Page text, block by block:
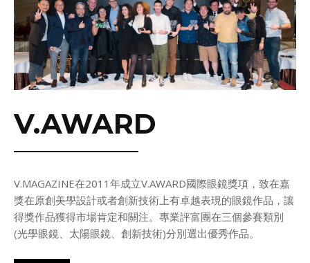
V.AWARD
V.MAGAZINE在2011年成立V.AWARD國際眼鏡獎項，致在嘉
獎在原創美學設計或者創新技術上有卓越表現的眼鏡作品，讓
得獎作品獲得市場肯定和關注。專業評富團在三個參賽類別
(光學眼鏡、太陽眼鏡、創新技術)分別選出優秀作品。